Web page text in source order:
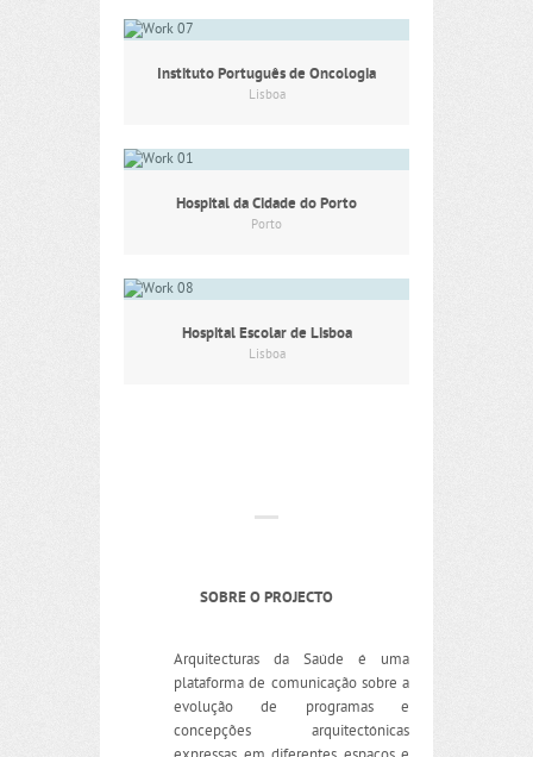
Instituto Português de Oncologia
Lisboa
Hospital da Cidade do Porto
Porto
Hospital Escolar de Lisboa
Lisboa
SOBRE O PROJECTO
Arquitecturas da Saúde é uma
plataforma de comunicação sobre a
evolução de programas e
concepções arquitectónicas